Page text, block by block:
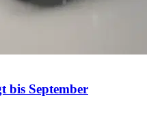
bis September